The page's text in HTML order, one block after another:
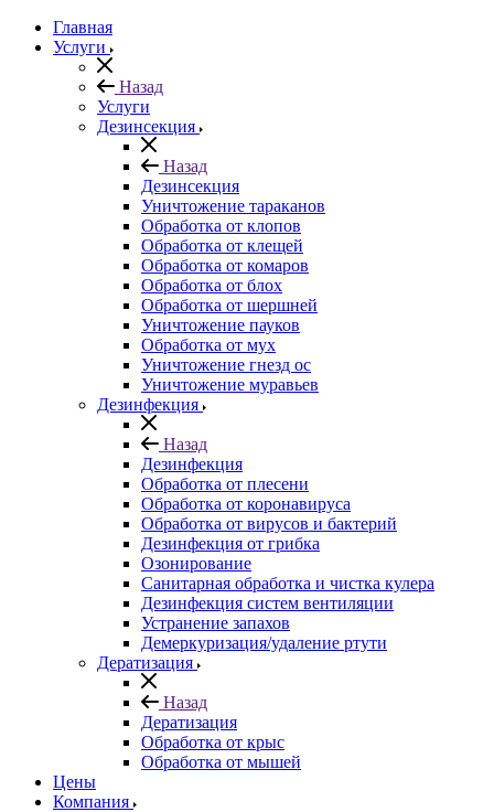
Главная
Услуги
Назад
Услуги
Дезинсекция
Назад
Дезинсекция
Уничтожение тараканов
Обработка от клопов
Обработка от клещей
Обработка от комаров
Обработка от блох
Обработка от шершней
Уничтожение пауков
Обработка от мух
Уничтожение гнезд ос
Уничтожение муравьев
Дезинфекция
Назад
Дезинфекция
Обработка от плесени
Обработка от коронавируса
Обработка от вирусов и бактерий
Дезинфекция от грибка
Озонирование
Санитарная обработка и чистка кулера
Дезинфекция систем вентиляции
Устранение запахов
Демеркуризация/удаление ртути
Дератизация
Назад
Дератизация
Обработка от крыс
Обработка от мышей
Цены
Компания